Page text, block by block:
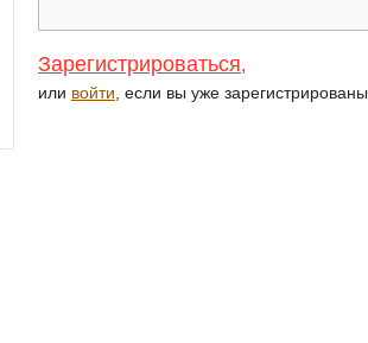
Зарегистрироваться,
или войти , если вы уже зарегистрированы.